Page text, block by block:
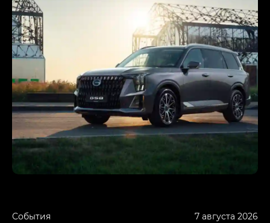
События 7 августа 2026